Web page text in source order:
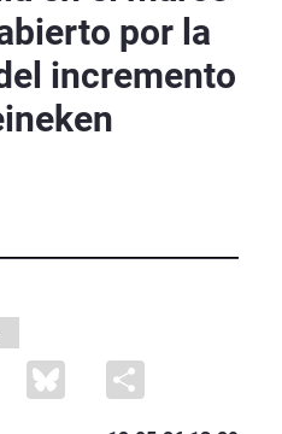
por la
incremento
Facebook Bluesky